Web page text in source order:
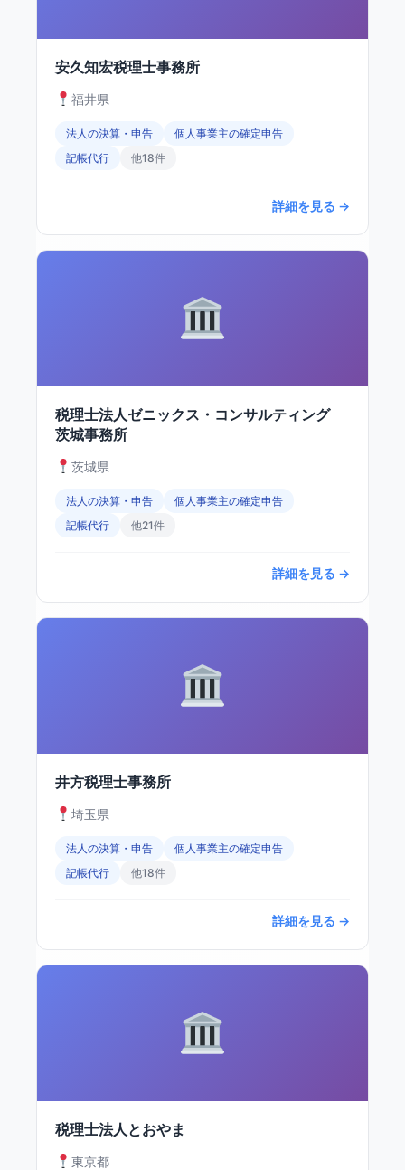
安久知宏税理士事務所
福井県
法人の決算・申告
個人事業主の確定申告
記帳代行
他18件
詳細を見る →
税理士法人ゼニックス・コンサルティング
茨城事務所
茨城県
法人の決算・申告
個人事業主の確定申告
記帳代行
他21件
詳細を見る →
井方税理士事務所
埼玉県
法人の決算・申告
個人事業主の確定申告
記帳代行
他18件
詳細を見る →
税理士法人とおやま
東京都